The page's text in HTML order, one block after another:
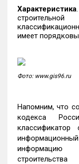
Характеристика
имеет
Фото: www.gis96.ru
Напомним, что
кодекса
информацию